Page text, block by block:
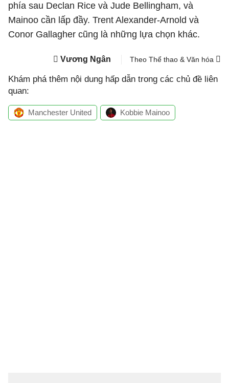
phía sau Declan Rice và Jude Bellingham, và
Mainoo cần lấp đầy. Trent Alexander-Arnold và
Conor Gallagher cũng là những lựa chọn khác.
Vương Ngân Theo Thể thao & Văn hóa
Khám phá thêm nội dung hấp dẫn trong các chủ đề liên
quan:
Manchester United Kobbie Mainoo